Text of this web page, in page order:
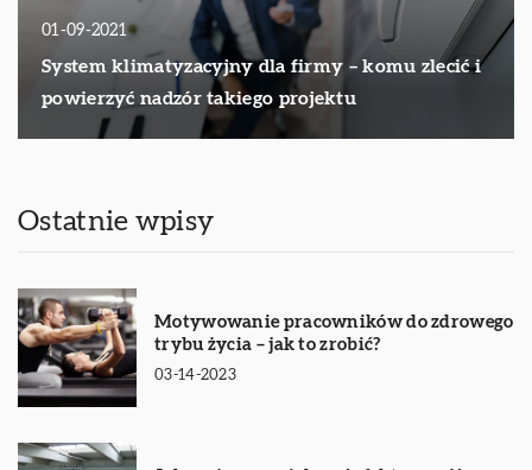
01-09-2021
System klimatyzacyjny dla firmy – komu zlecić i
powierzyć nadzór takiego projektu
Ostatnie wpisy
Motywowanie pracowników do zdrowego
trybu życia – jak to zrobić?
03-14-2023